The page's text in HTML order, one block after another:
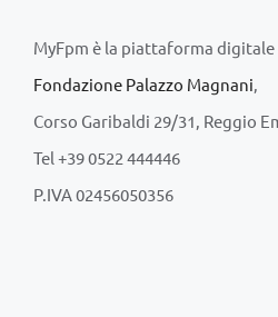
MyFpm è la piattaforma digitale
Fondazione Palazzo Magnani,
Corso Garibaldi 29/31, Reggio
Tel +39 0522 444446
P.IVA 02456050356